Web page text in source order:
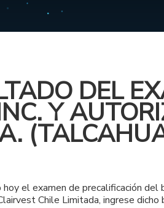
DEL
Y
el examen de precalificación
Chile Limitada, ingrese